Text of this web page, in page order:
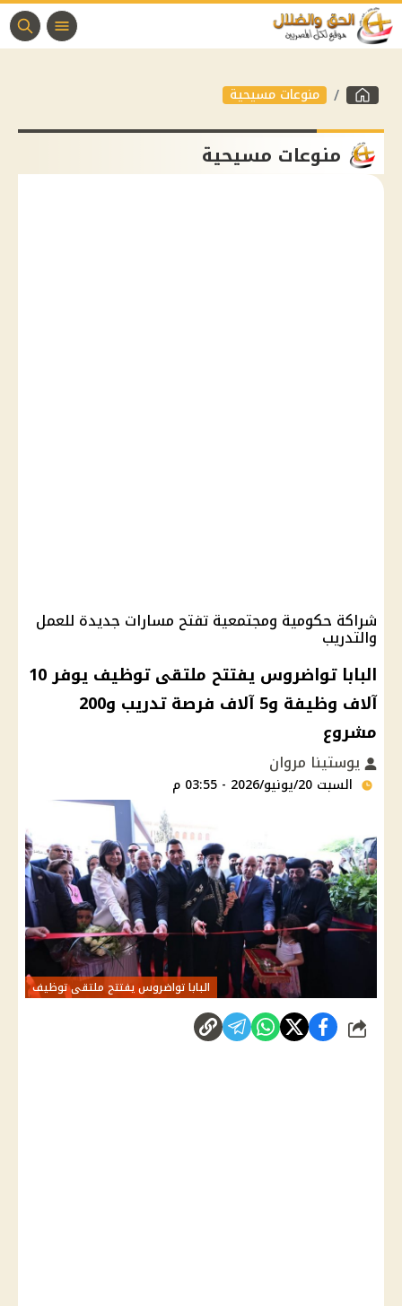
منوعات مسيحية
منوعات مسيحية
شراكة حكومية ومجتمعية تفتح مسارات جديدة للعمل
والتدريب
البابا تواضروس يفتتح ملتقى توظيف يوفر 10
آلاف وظيفة و5 آلاف فرصة تدريب و200
مشروع
يوستينا مروان
السبت 20/يونيو/2026 - 03:55 م
البابا تواضروس يفتتح ملتقى توظيف
شارك